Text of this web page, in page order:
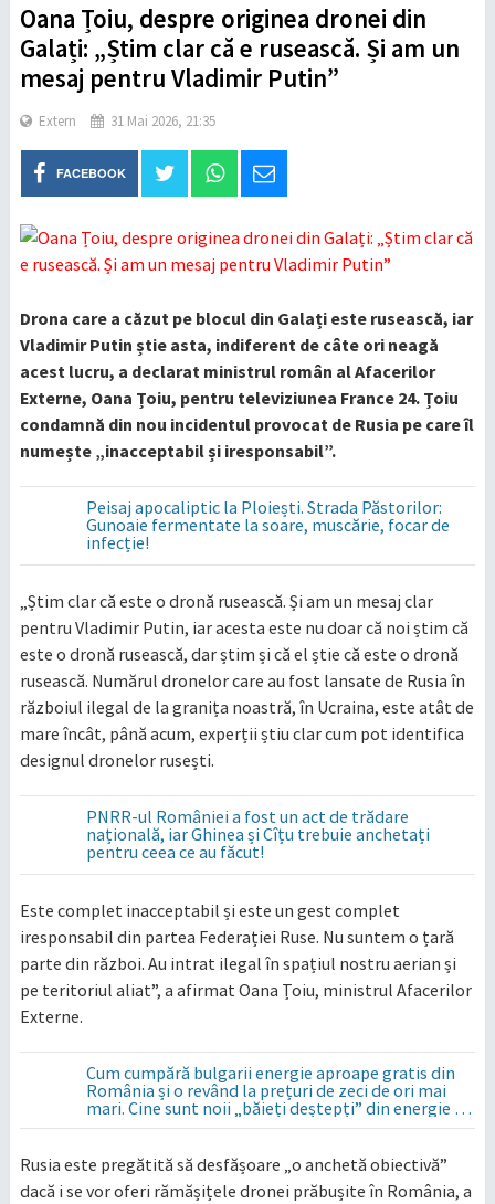
Oana Țoiu, despre originea dronei din
Galați: „Știm clar că e rusească. Și am un
mesaj pentru Vladimir Putin”
Extern 31 Mai 2026, 21:35
FACEBOOK
Drona care a căzut pe blocul din Galați este rusească, iar
Vladimir Putin știe asta, indiferent de câte ori neagă
acest lucru, a declarat ministrul român al Afacerilor
Externe, Oana Țoiu, pentru televiziunea France 24. Țoiu
condamnă din nou incidentul provocat de Rusia pe care îl
numește „inacceptabil și iresponsabil”.
Peisaj apocaliptic la Ploiești. Strada Păstorilor:
Gunoaie fermentate la soare, muscărie, focar de
infecție!
„Știm clar că este o dronă rusească. Și am un mesaj clar
pentru Vladimir Putin, iar acesta este nu doar că noi știm că
este o dronă rusească, dar știm și că el știe că este o dronă
rusească. Numărul dronelor care au fost lansate de Rusia în
războiul ilegal de la granița noastră, în Ucraina, este atât de
mare încât, până acum, experții știu clar cum pot identifica
designul dronelor rusești.
PNRR-ul României a fost un act de trădare
națională, iar Ghinea și Cîțu trebuie anchetați
pentru ceea ce au făcut!
Este complet inacceptabil și este un gest complet
iresponsabil din partea Federației Ruse. Nu suntem o țară
parte din război. Au intrat ilegal în spațiul nostru aerian și
pe teritoriul aliat”, a afirmat Oana Țoiu, ministrul Afacerilor
Externe.
Cum cumpără bulgarii energie aproape gratis din
România și o revând la prețuri de zeci de ori mai
mari. Cine sunt noii „băieți deștepți” din energie de
la sud de Dunăre
Rusia este pregătită să desfășoare „o anchetă obiectivă”
dacă i se vor oferi rămășițele dronei prăbușite în România, a